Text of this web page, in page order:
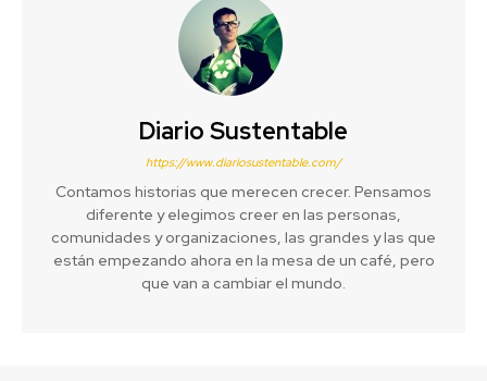
Diario Sustentable
https://www.diariosustentable.com/
Contamos historias que merecen crecer. Pensamos
diferente y elegimos creer en las personas,
comunidades y organizaciones, las grandes y las que
están empezando ahora en la mesa de un café, pero
que van a cambiar el mundo.